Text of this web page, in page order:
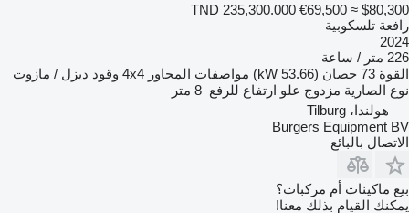
TND 235,300.000 €69,500 ≈ $80,300
رافعة تلسكوبية
2024
226 متر / ساعة
القوة 73 حصان (53.66 kW) مواصفات المحاور 4x4 وقود ديزل / مازوت
نوع الصارية مزدوج علو ارتفاع للرفع 8 متر
هولندا، Tilburg
Burgers Equipment BV
الاتصال بالبائع
بيع ماكينات أم مركبات؟
يمكنك القيام بذلك معنا!